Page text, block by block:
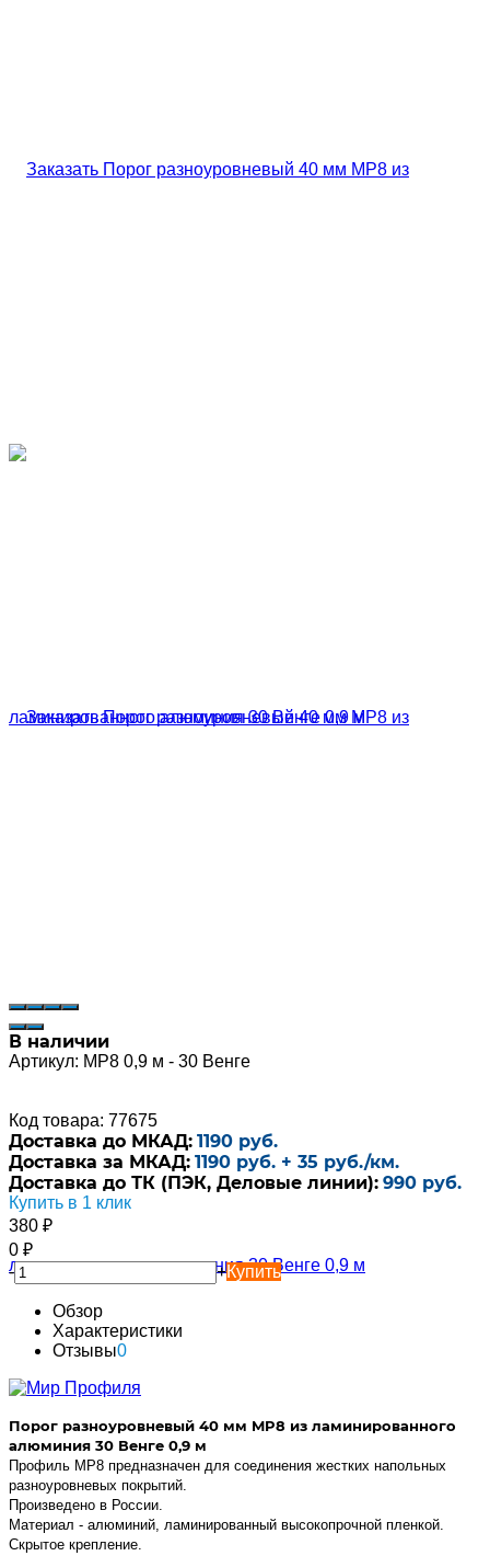
В наличии
Артикул: MP8 0,9 м - 30 Венге
Код товара: 77675
Доставка до МКАД: 1190 руб.
Доставка за МКАД: 1190 руб. + 35 руб./км.
Доставка до ТК (ПЭК, Деловые линии): 990 руб.
Купить в 1 клик
380 ₽
0 ₽
-
+Купить
Обзор
Характеристики
Отзывы0
Порог разноуровневый 40 мм MP8 из ламинированного
алюминия 30 Венге 0,9 м
Профиль MP8 предназначен для соединения жестких напольных
разноуровневых покрытий.
Произведено в России.
Материал - алюминий, ламинированный высокопрочной пленкой.
Скрытое крепление.